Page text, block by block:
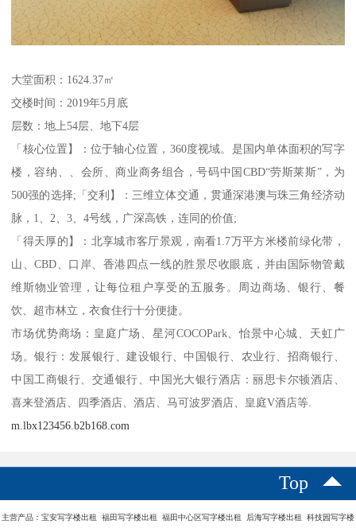
大堂面积：1624.37㎡
交楼时间：2019年5月底
层数：地上54层、地下4层
「核心位置】：位于轴心位置，360度视域。是国内单体面积的写字
楼，容纳、、会所、商业商务组合，号码中国CBD“劳斯莱斯”，为
500强的选择;「交利】：三维立体交通，贯通深港澳与珠三角经济动
脉，1、2、3、4号线，广深高铁，连同的价值;
「得天厚的】：北享城市客厅景观，南看1.7万平方米楼前绿化带，
山、CBD、口岸、香港四点一线的胜景尽收眼底，并由国际物管戴
维斯物业管理，让每位租户享受的五服务。周边商场、银行、餐
饮、超市林立，衣食住行十分便捷。
市场优势商场：皇庭广场、星河COCOPark、怡景中心城、天虹广
场。银行：发展银行、建设银行、中国银行、农业行、招商银行、
中国工商银行、交通银行、中国光大银行酒店：丽思卡尔顿酒店、
喜来登酒店、四季酒店、酒店、马可波罗酒店、皇庭V酒店等.
m.lbx123456.b2b168.com
Top
主营产品：宝安写字楼出租 福田写字楼出租 福田中心区写字楼出租 后海写字楼出租 科技园写字楼